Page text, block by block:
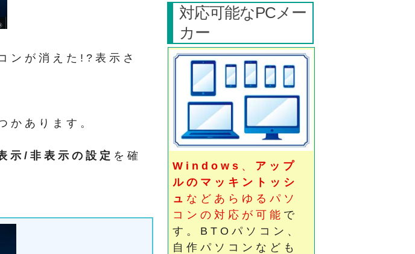
ンが消えた!?表示さ
かあります。
示/非表示の設定 を確
対応可能なPCメー
カー
Windows 、 アップ
ルのマッキントッシ
ュ などあらゆるパソ
コンの対応が可能 で
す。BTOパソコン、
自作パソコンなども